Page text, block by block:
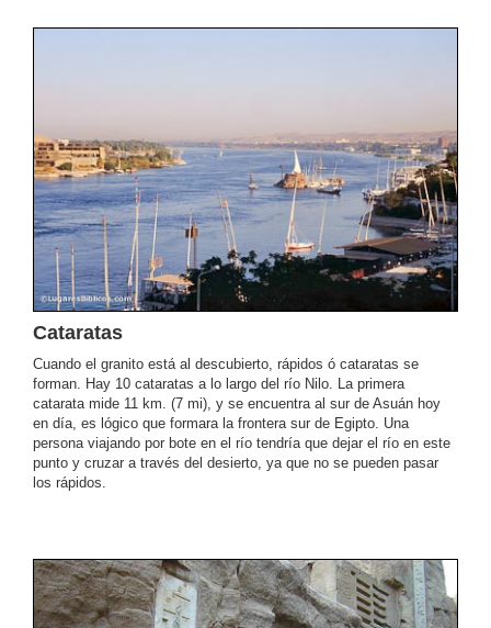
Cataratas
Cuando el granito está al descubierto, rápidos ó cataratas se
forman. Hay 10 cataratas a lo largo del río Nilo. La primera
catarata mide 11 km. (7 mi), y se encuentra al sur de Asuán hoy
en día, es lógico que formara la frontera sur de Egipto. Una
persona viajando por bote en el río tendría que dejar el río en este
punto y cruzar a través del desierto, ya que no se pueden pasar
los rápidos.